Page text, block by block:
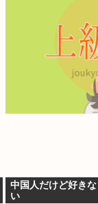
中国人だけど好き
い